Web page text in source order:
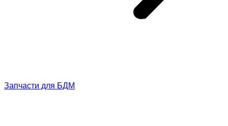
Запчасти для БДМ